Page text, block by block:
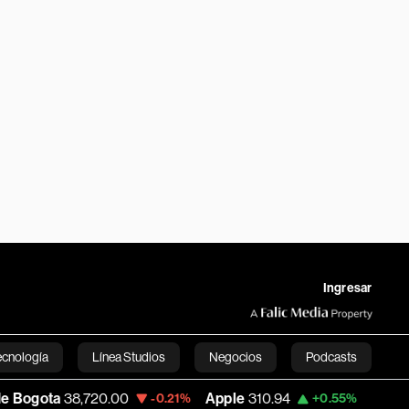
Ingresar
Línea Studios Negocios Podcasts
English-0.21% Apple 310.94 +0.55% USD COP